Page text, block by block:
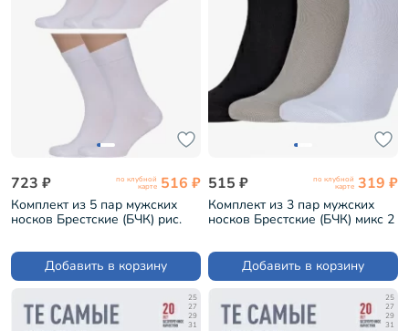
723 ₽ по клубной
карте 516 ₽
Комплект из 5 пар мужских
носков Брестские (БЧК) рис.
Добавить в корзину
515 ₽ по клубной
карте 319 ₽
Комплект из 3 пар мужских
носков Брестские (БЧК) микс 2
Добавить в корзину
25
27
29
31
25
27
29
31